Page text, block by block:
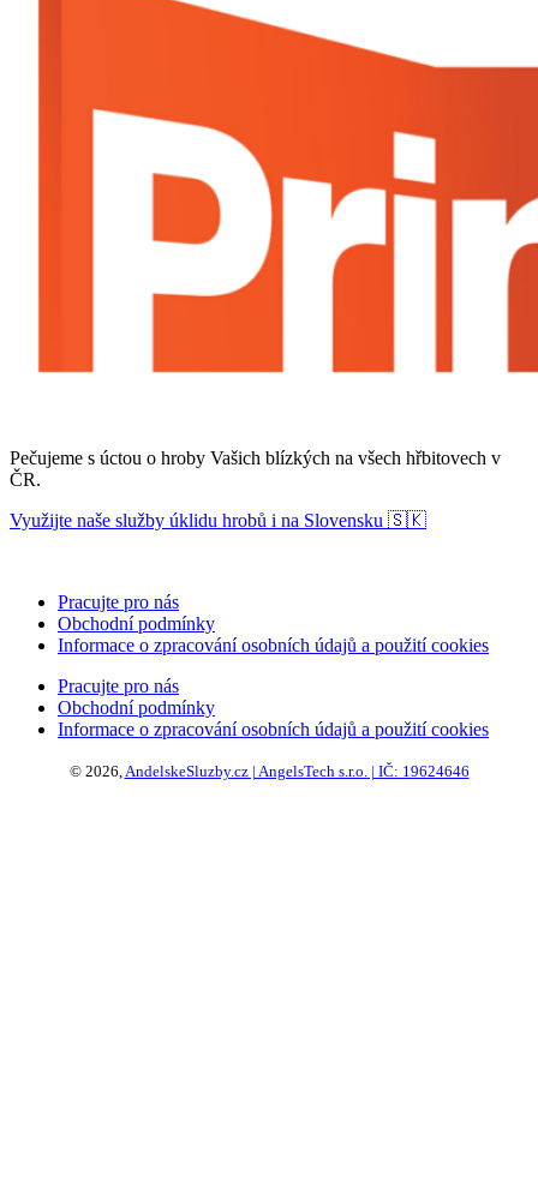
Pečujeme s úctou o hroby Vašich blízkých na všech hřbitovech v
ČR.
Využijte naše služby úklidu hrobů i na Slovensku 🇸🇰
Pracujte pro nás
Obchodní podmínky
Informace o zpracování osobních údajů a použití cookies
Pracujte pro nás
Obchodní podmínky
Informace o zpracování osobních údajů a použití cookies
© 2026,AndelskeSluzby.cz | AngelsTech s.r.o. | IČ: 19624646